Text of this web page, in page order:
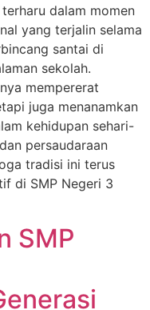
dalam momen
yang terjalin selama
santai di
sekolah.
mempererat
juga menanamkan
kehidupan sehari-
persaudaraan
tradisi ini terus
di SMP Negeri 3
SMP